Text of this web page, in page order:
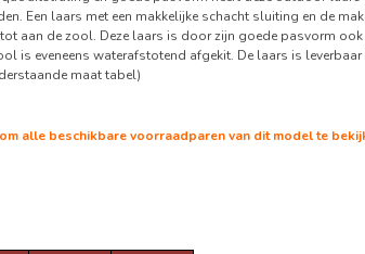
Een laars met een makkelijke schacht sluiting en de
aan de zool. Deze laars is door zijn goede pasvorm
is eveneens waterafstotend afgekit. De laars is
maat tabel)
alle beschikbare voorraadparen van dit model te